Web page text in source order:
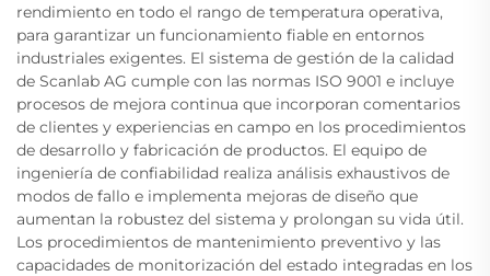
rendimiento en todo el rango de temperatura operativa,
para garantizar un funcionamiento fiable en entornos
industriales exigentes. El sistema de gestión de la calidad
de Scanlab AG cumple con las normas ISO 9001 e incluye
procesos de mejora continua que incorporan comentarios
de clientes y experiencias en campo en los procedimientos
de desarrollo y fabricación de productos. El equipo de
ingeniería de confiabilidad realiza análisis exhaustivos de
modos de fallo e implementa mejoras de diseño que
aumentan la robustez del sistema y prolongan su vida útil.
Los procedimientos de mantenimiento preventivo y las
capacidades de monitorización del estado integradas en los